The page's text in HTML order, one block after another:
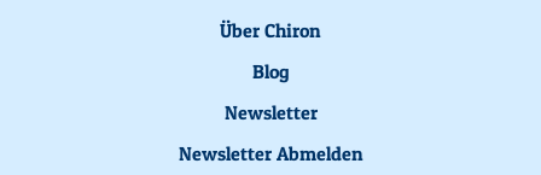
Über Chiron
Blog
Newsletter
Newsletter Abmelden